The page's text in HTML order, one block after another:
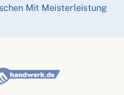
Mit Meisterleistung